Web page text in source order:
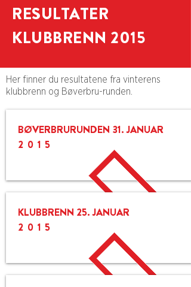
RESULTATER
KLUBBRENN 2015
Her finner du resultatene fra vinterens
klubbrenn og Bøverbru-runden.
BØVERBRURUNDEN 31. JANUAR
2015
KLUBBRENN 25. JANUAR
2015